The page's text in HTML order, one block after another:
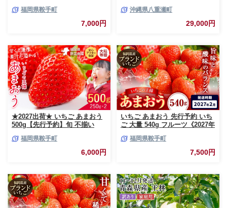
だもの 果物 福岡県 鞍手町【配
福岡県鞍手町
7,000円
南国フルーツ 旬の味覚 沖縄県
産 国産マンゴー 希少種 オスス
沖縄県八重瀬町
29,000円
★2027出荷★ いちご あまおう
500g【先行予約】旬 不揃い
中旬-3月中旬頃出荷》福岡名産
品 果物 くだもの フルーツ いち
ご 苺 イチゴ【配送不可地域:離
福岡県鞍手町
6,000円
いちご あまおう 先行予約 いち
ご 大量 540g フルーツ《2027年
だもの 果物 福岡県 鞍手町【配
福岡県鞍手町
7,500円